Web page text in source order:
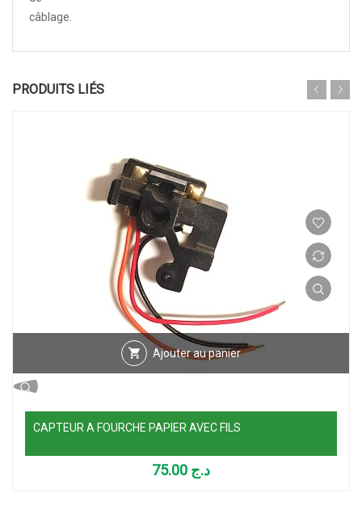
câblage.
PRODUITS LIÉS
Ajouter au panier
CAPTEUR A FOURCHE PAPIER AVEC FILS
د.ج